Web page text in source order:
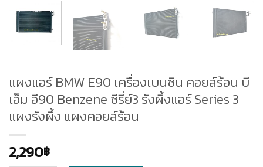
แผงแอร์ BMW E90 เครื่องเบนซิน คอยล์ร้อน บี
เอ็ม อี90 Benzene ซีรี่ย์3 รังผึ้งแอร์ Series 3
แผงรังผึ้ง แผงคอยล์ร้อน
2,290฿